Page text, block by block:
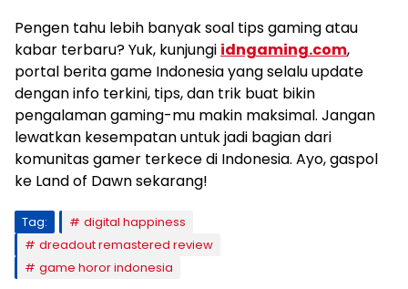
Pengen tahu lebih banyak soal tips gaming atau
kabar terbaru? Yuk, kunjungi idngaming.com,
portal berita game Indonesia yang selalu update
dengan info terkini, tips, dan trik buat bikin
pengalaman gaming-mu makin maksimal. Jangan
lewatkan kesempatan untuk jadi bagian dari
komunitas gamer terkece di Indonesia. Ayo, gaspol
ke Land of Dawn sekarang!
Tag:
digital happiness
dreadout remastered review
game horor indonesia